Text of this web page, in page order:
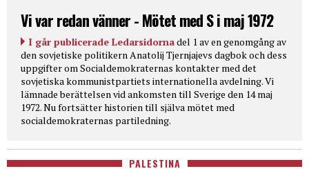
Vi var redan vänner - Mötet med S i maj 1972
I går publicerade Ledarsidornadel 1 av en genomgång av
den sovjetiske politikern Anatolij Tjernjajevs dagbok och dess
uppgifter om Socialdemokraternas kontakter med det
sovjetiska kommunistpartiets internationella avdelning. Vi
lämnade berättelsen vid ankomsten till Sverige den 14 maj
1972. Nu fortsätter historien till själva mötet med
socialdemokraternas partiledning.
PALESTINA